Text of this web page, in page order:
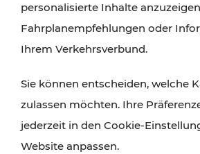
personalisierte Inhalte
Fahrplanempfehlungen oder
Ihrem Verkehrsverbund.
Sie können entscheiden, welche
zulassen möchten. Ihre
jederzeit in den Cookie-
Website anpassen.